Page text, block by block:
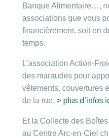
Banque Alimentaire…,
associations que vous
financièrement, soit en
temps.
L’association Action-
des maraudes pour
vêtements, couvertures
de la rue. > plus d’infos
Et la Collecte des
au Centre Arc-en-Ciel